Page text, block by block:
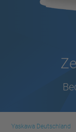
Yaskawa Deutschland